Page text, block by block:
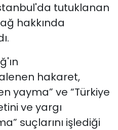
tutuklanan
hakkında
hakaret,
yayma” ve “Türkiye
ve yargı
suçlarını işlediği